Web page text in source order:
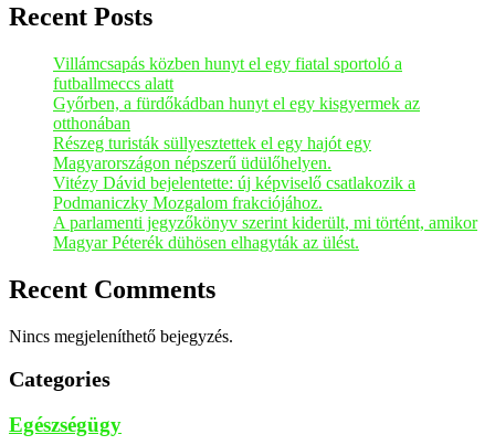
Recent Posts
Villámcsapás közben hunyt el egy fiatal sportoló a
futballmeccs alatt
Győrben, a fürdőkádban hunyt el egy kisgyermek az
otthonában
Részeg turisták süllyesztettek el egy hajót egy
Magyarországon népszerű üdülőhelyen.
Vitézy Dávid bejelentette: új képviselő csatlakozik a
Podmaniczky Mozgalom frakciójához.
A parlamenti jegyzőkönyv szerint kiderült, mi történt, amikor
Magyar Péterék dühösen elhagyták az ülést.
Recent Comments
Nincs megjeleníthető bejegyzés.
Categories
Egészségügy